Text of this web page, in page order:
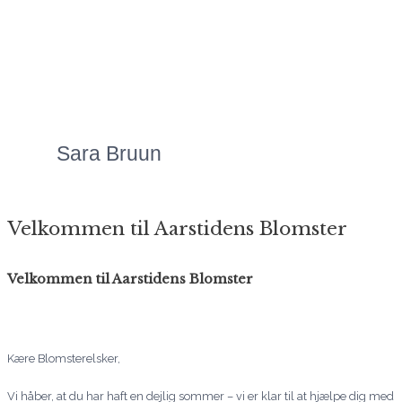
Sara Bruun
Velkommen til Aarstidens Blomster
Velkommen til Aarstidens Blomster
Kære Blomsterelsker,
Vi håber, at du har haft en dejlig sommer – vi er klar til at hjælpe dig med